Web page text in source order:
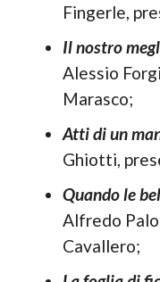
Fingerle,
Il nostro
Alessio
Marasco;
Atti di un
Ghiotti,
Quando le
Alfredo
Cavallero;